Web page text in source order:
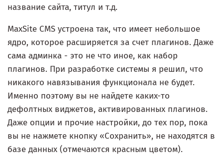
название сайта, титул и т.д.
MaxSite CMS устроена так, что имеет небольшое
ядро, которое расширяется за счет плагинов. Даже
сама админка - это не что иное, как набор
плагинов. При разработке системы я решил, что
никакого навязывания функционала не будет.
Именно поэтому вы не найдете каких-то
дефолтных виджетов, активированных плагинов.
Даже опции и прочие настройки, до тех пор, пока
вы не нажмете кнопку «Сохранить», не находятся в
базе данных (отмечаются красным цветом).